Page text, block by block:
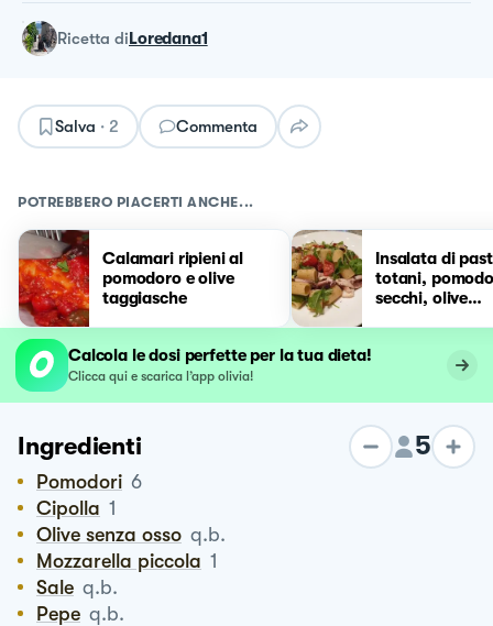
ricetta diLoredana1
Salva · 2 Commenta
POTREBBERO PIACERTI ANCHE...
Calamari ripieni al
pomodoro e olive
taggiasche
Insalata di
totani,
secchi, olive
Calcola le dosi perfette per la tua dieta!
Clicca qui e scarica l’app olivia!
Ingredienti 5
Pomodori 6
Cipolla 1
Olive senza osso q.b.
Mozzarella piccola 1
Sale q.b.
Pepe q.b.